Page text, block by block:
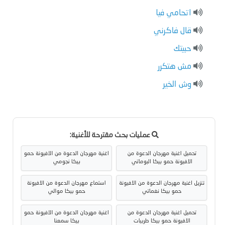
اتحامي فيا
قال فاكرني
حبيتك
مش هتكرر
وش الخير
عمليات بحث مقترحة للأغنية:
تحميل اغنية مهرجان الدعوة من
الافيونة حمو بيكا البوماتي
اغنية مهرجان الدعوة من الافيونة حمو
بيكا نجومي
تنزيل اغنية مهرجان الدعوة من الافيونة
حمو بيكا نغماتي
استماع مهرجان الدعوة من الافيونة
حمو بيكا موالي
تحميل اغنية مهرجان الدعوة من
الافيونة حمو بيكا طربيات
اغنية مهرجان الدعوة من الافيونة حمو
بيكا سمعنا